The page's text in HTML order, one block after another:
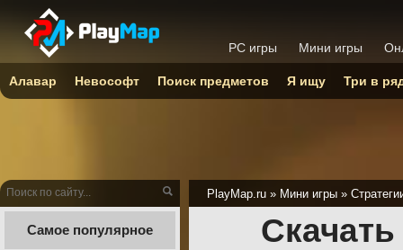
PlayMap.ru » Мини игры »
Самое популярное
PC игры Мини игры
Алавар Невософт Поиск предметов Я ищу Три в